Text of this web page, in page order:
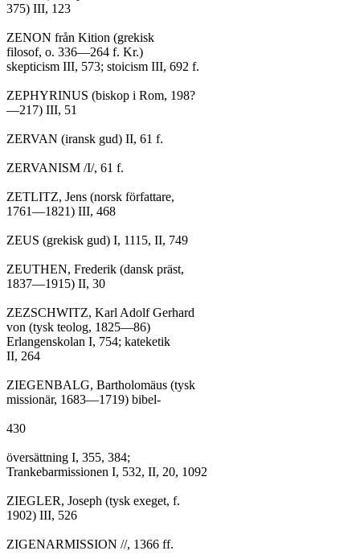
375) III, 123
ZENON från Kition (grekisk
filosof, o. 336—264 f. Kr.)
skepticism III, 573; stoicism III, 692 f.
ZEPHYRINUS (biskop i Rom, 198?
—217) III, 51
ZERVAN (iransk gud) II, 61 f.
ZERVANISM /I/, 61 f.
ZETLITZ, Jens (norsk författare,
1761—1821) III, 468
ZEUS (grekisk gud) I, 1115, II, 749
ZEUTHEN, Frederik (dansk präst,
1837—1915) II, 30
ZEZSCHWITZ, Karl Adolf Gerhard
von (tysk teolog, 1825—86)
Erlangenskolan I, 754; kateketik
II, 264
ZIEGENBALG, Bartholomäus (tysk
missionär, 1683—1719) bibel-
430
översättning I, 355, 384;
Trankebarmissionen I, 532, II, 20, 1092
ZIEGLER, Joseph (tysk exeget, f.
1902) III, 526
ZIGENARMISSION //, 1366 ff.